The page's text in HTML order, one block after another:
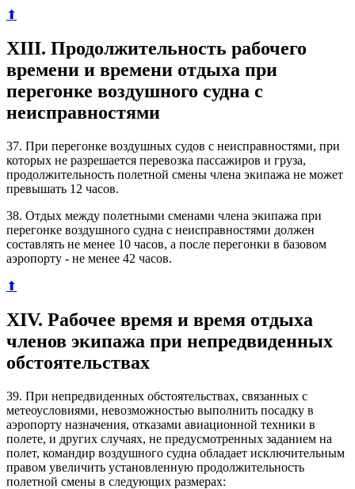
⬆
XIII. Продолжительность рабочего
времени и времени отдыха при
перегонке воздушного судна с
неисправностями
37. При перегонке воздушных судов с неисправностями, при
которых не разрешается перевозка пассажиров и груза,
продолжительность полетной смены члена экипажа не может
превышать 12 часов.
38. Отдых между полетными сменами члена экипажа при
перегонке воздушного судна с неисправностями должен
составлять не менее 10 часов, а после перегонки в базовом
аэропорту - не менее 42 часов.
⬆
XIV. Рабочее время и время отдыха
членов экипажа при непредвиденных
обстоятельствах
39. При непредвиденных обстоятельствах, связанных с
метеоусловиями, невозможностью выполнить посадку в
аэропорту назначения, отказами авиационной техники в
полете, и других случаях, не предусмотренных заданием на
полет, командир воздушного судна обладает исключительным
правом увеличить установленную продолжительность
полетной смены в следующих размерах: